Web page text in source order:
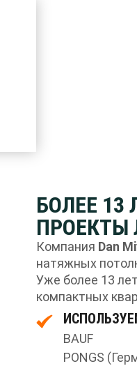
БОЛЕЕ
Компания Dan
натяжных
Уже более 13
компактных
BAUF
PONGS